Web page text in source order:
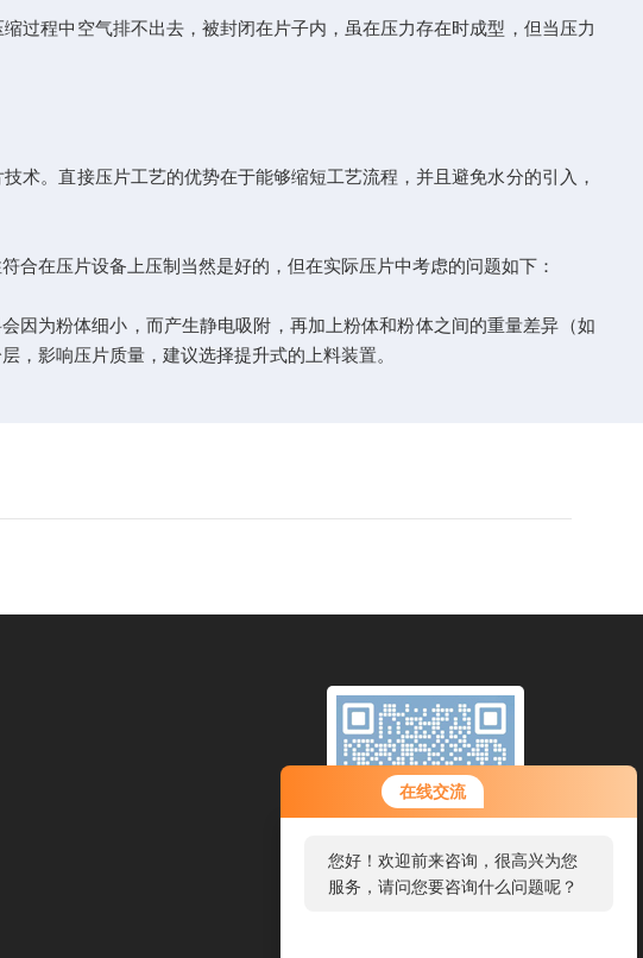
在线交流
您好！欢迎前来咨询，很高兴为您
服务，请问您要咨询什么问题呢？
程中空气排不出去，被封闭在片子内，虽在压力存在时成型，但当压力
。直接压片工艺的优势在于能够缩短工艺流程，并且避免水分的引入，
在压片设备上压制当然是好的，但在实际压片中考虑的问题如下：
为粉体细小，而产生静电吸附，再加上粉体和粉体之间的重量差异（如
，影响压片质量，建议选择提升式的上料装置。